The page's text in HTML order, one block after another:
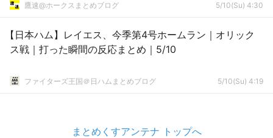
鷹速@ホークスまとめブログ 5/10(Su) 4:30
【日本ハム】レイエス、今季第4号ホームラン｜オリック
ス戦｜打った瞬間の反応まとめ｜5/10
ファイターズ王国＠日ハムまとめブログ 5/10(Su) 4:19
まとめくすアンテナ トップへ